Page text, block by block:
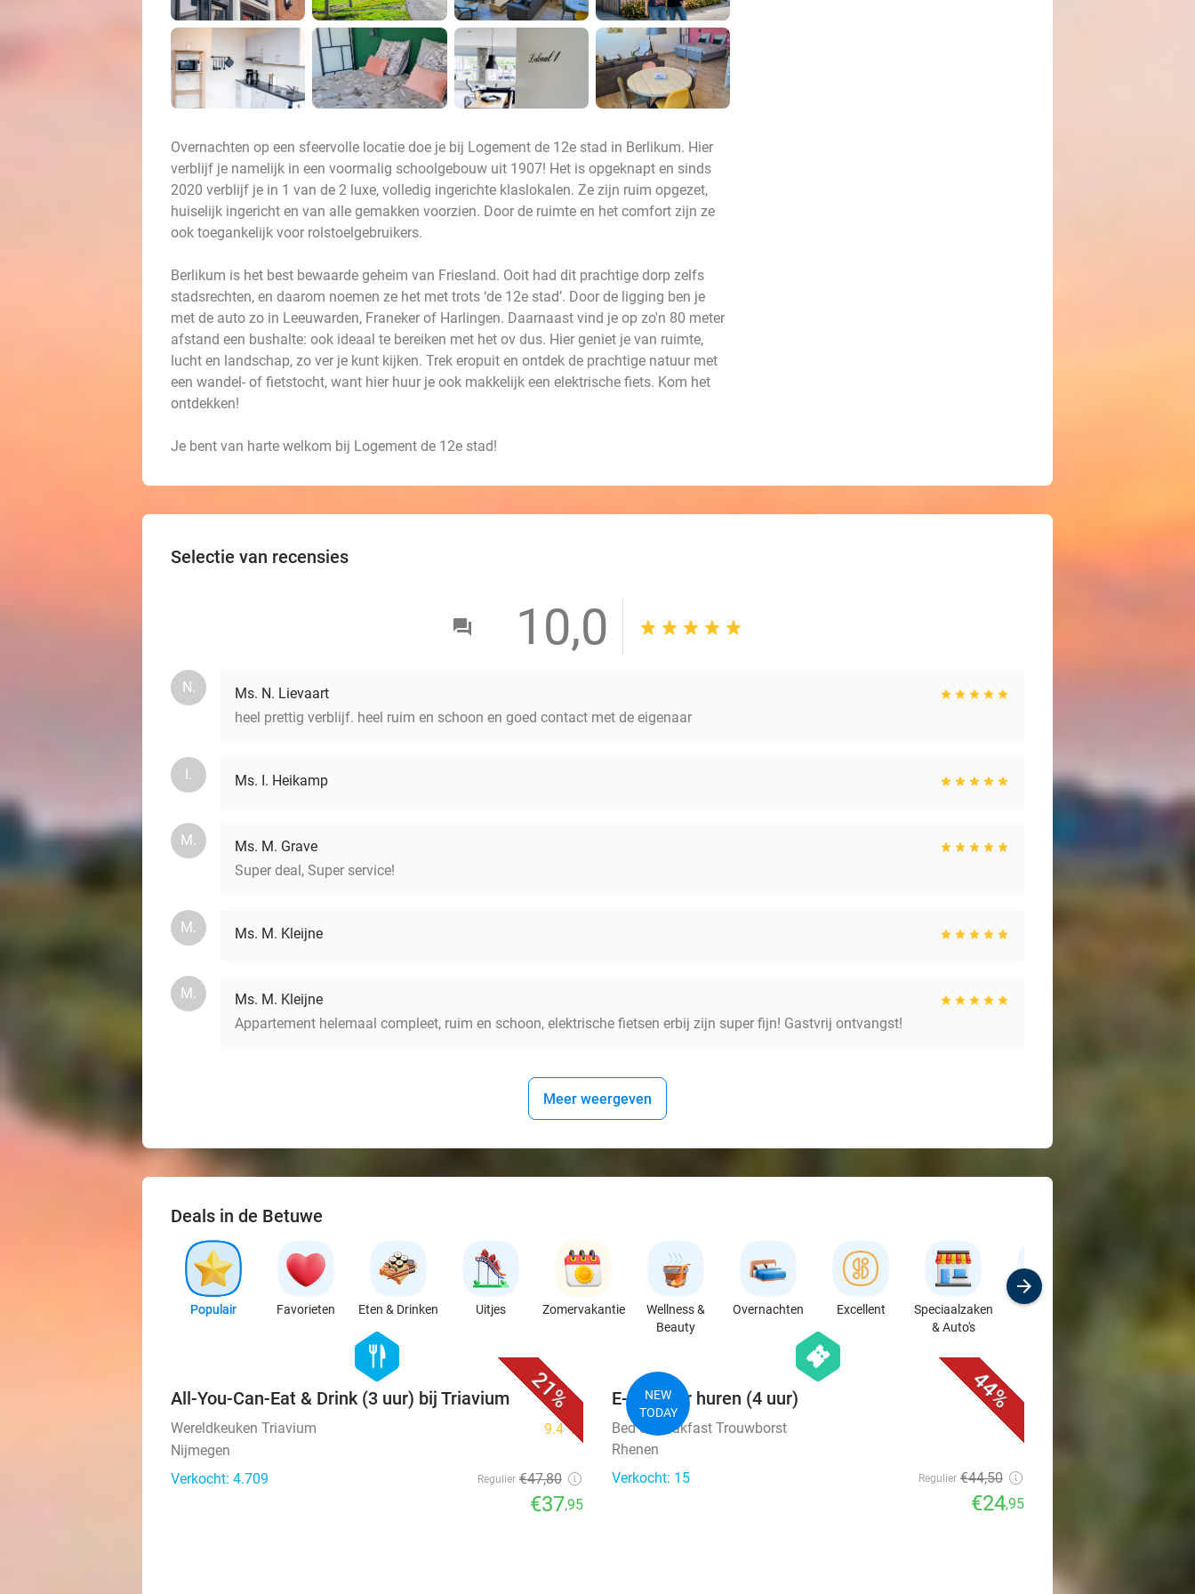
Overnachten op een sfeervolle locatie doe je bij Logement de 12e stad in Berlikum. Hier
verblijf je namelijk in een voormalig schoolgebouw uit 1907! Het is opgeknapt en sinds
2020 verblijf je in 1 van de 2 luxe, volledig ingerichte klaslokalen. Ze zijn ruim opgezet,
huiselijk ingericht en van alle gemakken voorzien. Door de ruimte en het comfort zijn ze
ook toegankelijk voor rolstoelgebruikers.
Berlikum is het best bewaarde geheim van Friesland. Ooit had dit prachtige dorp zelfs
stadsrechten, en daarom noemen ze het met trots ‘de 12e stad’. Door de ligging ben je
met de auto zo in Leeuwarden, Franeker of Harlingen. Daarnaast vind je op zo'n 80 meter
afstand een bushalte: ook ideaal te bereiken met het ov dus. Hier geniet je van ruimte,
lucht en landschap, zo ver je kunt kijken. Trek eropuit en ontdek de prachtige natuur met
een wandel- of fietstocht, want hier huur je ook makkelijk een elektrische fiets. Kom het
ontdekken!
Je bent van harte welkom bij Logement de 12e stad!
Selectie van recensies
10,0
N.
Ms. N. Lievaart
heel prettig verblijf. heel ruim en schoon en goed contact met de eigenaar
I. Ms. I. Heikamp
M.
Ms. M. Grave
Super deal, Super service!
M. Ms. M. Kleijne
M.
Ms. M. Kleijne
Appartement helemaal compleet, ruim en schoon, elektrische fietsen erbij zijn super fijn! Gastvrij ontvangst!
Meer weergeven
Deals in de Betuwe
Populair Favorieten Eten & Drinken Uitjes Zomervakantie
Wellness &
Beauty
Overnachten Excellent
Speciaalzaken
& Auto's
Sport
21%
hexagon
food
All-You-Can-Eat & Drink (3 uur) bij Triavium
Wereldkeuken Triavium 9.4star
Nijmegen
Verkocht: 4.709
Regulier €47,80
€37,95
44%
NEW
TODAY
hexagon
events
E-chopper huren (4 uur)
Bed & Breakfast Trouwborst
Rhenen
Verkocht: 15
Regulier €44,50
€24,95